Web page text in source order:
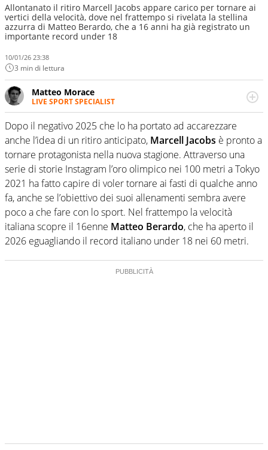
Allontanato il ritiro Marcell Jacobs appare carico per tornare ai
vertici della velocità, dove nel frattempo si rivelata la stellina
azzurra di Matteo Berardo, che a 16 anni ha già registrato un
importante record under 18
10/01/26 23:38
3 min di lettura
Matteo Morace
LIVE SPORT SPECIALIST
La multimedialità quale approccio personale e
professionale. Ama raccontare lo sport focalizzando ogni
attenzione sul tempo reale: la verità della dirette non
sono opinioni ma fatti
Dopo il negativo 2025 che lo ha portato ad accarezzare
anche l’idea di un ritiro anticipato, Marcell Jacobs è pronto a
tornare protagonista nella nuova stagione. Attraverso una
serie di storie Instagram l’oro olimpico nei 100 metri a Tokyo
2021 ha fatto capire di voler tornare ai fasti di qualche anno
fa, anche se l’obiettivo dei suoi allenamenti sembra avere
poco a che fare con lo sport. Nel frattempo la velocità
italiana scopre il 16enne Matteo Berardo, che ha aperto il
2026 eguagliando il record italiano under 18 nei 60 metri.